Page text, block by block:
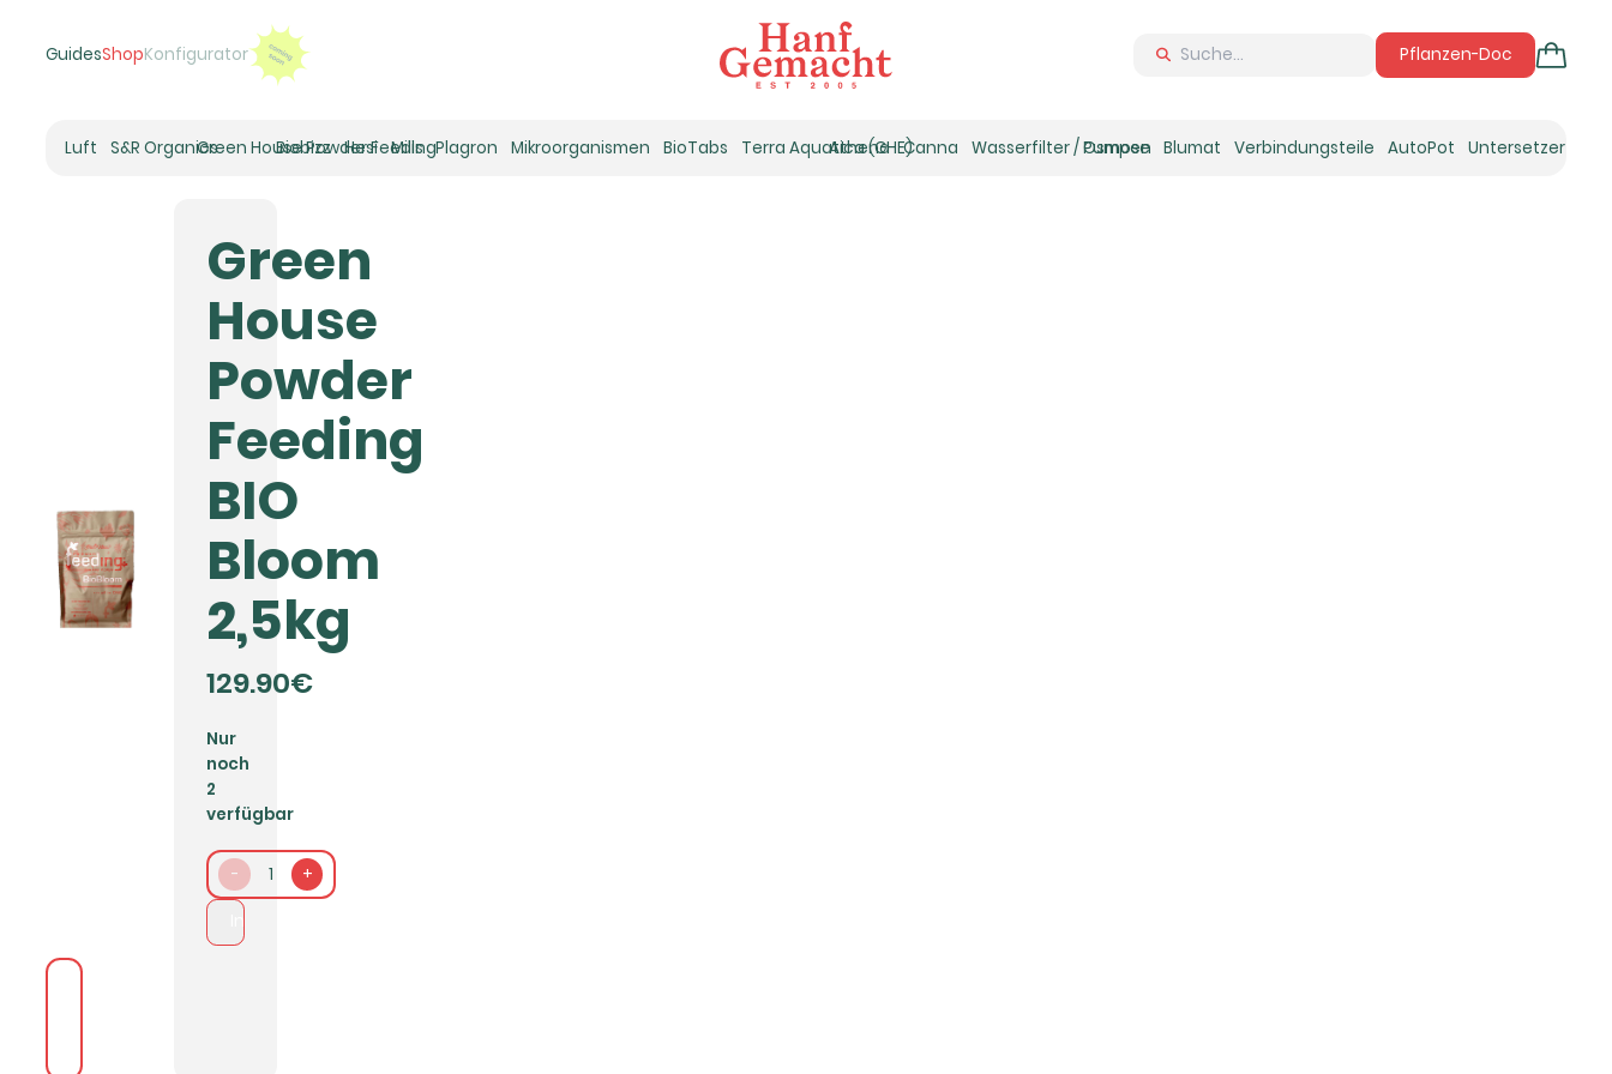
GuidesShopKonfigurator Pflanzen-Doc
Luft
Umluft-Ventilatoren
Rohrventilatoren
Luftentfeuchter
S&R OrganicsGreen House Powder Feeding
Biobizz Hesi Mills Plagron Mikroorganismen BioTabs Terra Aquatica (GHE)
Athena Canna Wasserfilter / Osmose
Pumpen Blumat Verbindungsteile AutoPot Untersetzer
Green
House
Powder
Feeding
BIO
Bloom
2,5kg
129.90€
Nur
noch
2
verfügbar
- 1 +